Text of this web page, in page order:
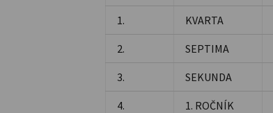
1. KVARTA
2. SEPTIMA
3. SEKUNDA
4. 1. ROČNÍK